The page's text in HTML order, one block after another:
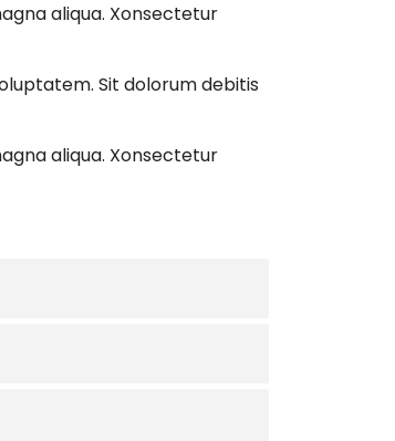
aliqua. Xonsectetur
Sit dolorum debitis
aliqua. Xonsectetur